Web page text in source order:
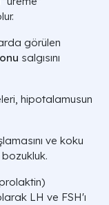
görülen
salgısını
hipotalamusun
ve koku
LH ve FSH'ı